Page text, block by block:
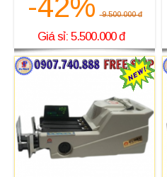
-42% 9.500.000 đ
Giá sỉ: 5.500.000 đ